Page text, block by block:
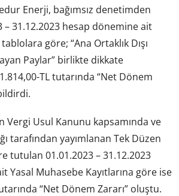
Enerji, bağımsız denetimden
– 31.12.2023 hesap dönemine ait
göre; “Ana Ortaklık Dışı
Paylar” birlikte dikkate
TL tutarında “Net Dönem
Vergi Usul Kanunu kapsamında ve
tarafından yayımlanan Tek Düzen
tutulan 01.01.2023 – 31.12.2023
Yasal Muhasebe Kayıtlarına göre ise
“Net Dönem Zararı” oluştu.